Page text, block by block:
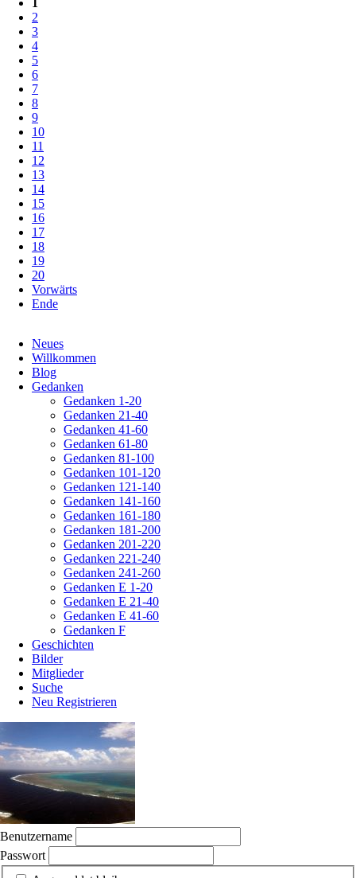
1
2
3
4
5
6
7
8
9
10
11
12
13
14
15
16
17
18
19
20
Vorwärts
Ende
überspringen
Neues
Willkommen
Blog
Gedanken
Gedanken 1-20
Gedanken 21-40
Gedanken 41-60
Gedanken 61-80
Gedanken 81-100
Gedanken 101-120
Gedanken 121-140
Gedanken 141-160
Gedanken 161-180
Gedanken 181-200
Gedanken 201-220
Gedanken 221-240
Gedanken 241-260
Gedanken E 1-20
Gedanken E 21-40
Gedanken E 41-60
Gedanken F
Geschichten
Bilder
Mitglieder
Suche
Neu Registrieren
Benutzername
Passwort